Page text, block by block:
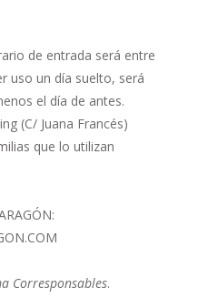
de entrada será entre
uso un día suelto, será
el día de antes.
(C/ Juana Francés)
que lo utilizan
Corresponsables.